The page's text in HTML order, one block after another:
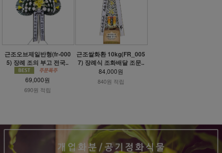
근조오브제일반형(fr-000
5) 장례 조의 부고 전국..
69,000원
690원 적립
근조쌀화환 10kg(FR_005
7) 장례식 조화배달 조문..
84,000원
840원 적립